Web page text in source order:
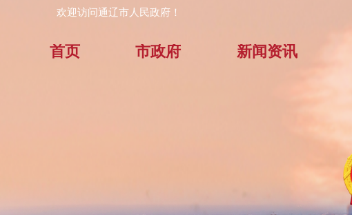
欢迎访问通辽市人民政府！
首页 市政府 新闻资讯